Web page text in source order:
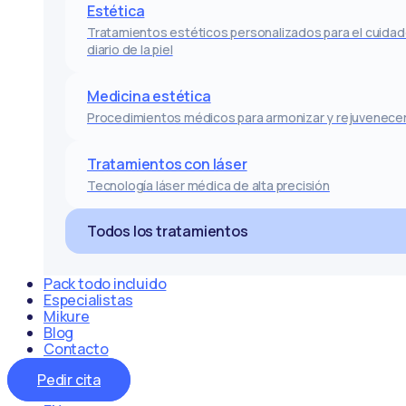
Estética
Tratamientos estéticos personalizados para el
diario de la piel
Medicina estética
Procedimientos médicos para armonizar y
Tratamientos con láser
Tecnología láser médica de alta precisión
Todos los tratamientos
Pack todo incluido
Especialistas
Mikure
Blog
Contacto
Pedir cita